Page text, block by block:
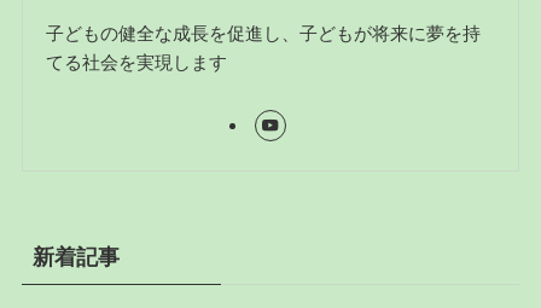
子どもの健全な成長を促進し、子どもが将来に夢を持
てる社会を実現します
新着記事